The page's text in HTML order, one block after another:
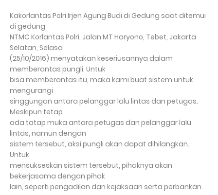
Kakorlantas Polri Irjen Agung Budi di Gedung saat ditemui
di gedung
NTMC Korlantas Polri, Jalan MT Haryono, Tebet, Jakarta
Selatan, Selasa
(25/10/2016) menyatakan keseriusannya dalam
memberantas pungli. Untuk
bisa memberantas itu, maka kami buat sistem untuk
mengurangi
singgungan antara pelanggar lalu lintas dan petugas.
Meskipun tetap
ada tatap muka antara petugas dan pelanggar lalu
lintas, namun dengan
sistem tersebut, aksi pungli akan dapat dihilangkan.
Untuk
mensukseskan sistem tersebut, pihaknya akan
bekerjasama dengan pihak
lain, seperti pengadilan dan kejaksaan serta perbankan.